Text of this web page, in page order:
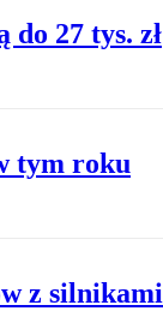
do 27 tys. zł
tym roku
z